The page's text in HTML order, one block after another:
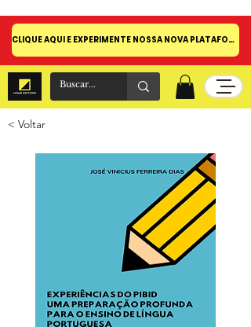
CLIQUE AQUI E EXPERIMENTE NOSSA NOVA PLATAFORMA!
< Voltar